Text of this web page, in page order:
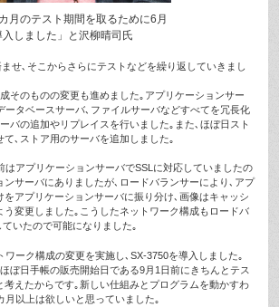
カ月のテスト期間を取るために6月
入しました」と沢柳晴司氏
せ､そこからさらにテストなどを繰り返していきまし
そのものの変更も進めました｡アプリケーションサー
ータベースサーバ､ファイルサーバなどすべてを冗長化
バの追加やリプレイスを行いました｡また､ほぼ日スト
て､ストア用のサーバを追加しました｡
はアプリケーションサーバでSSLに対応していましたの
ンサーバにありましたが､ロードバランサーにより､アプ
をアプリケーションサーバに振り分け､画像はキャッシ
う変更しました｡こうしたネットワーク構成もロードバ
いたので可能になりました｡
ワーク構成の変更を実施し､SX-3750を導入しました｡
ぼ日手帳の販売開始日である9月1日前にきちんとテス
考えたからです｡新しい仕組みとプログラムを動かすわ
月以上は欲しいと思っていました｡